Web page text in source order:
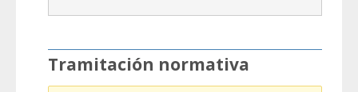
Tramitación normativa